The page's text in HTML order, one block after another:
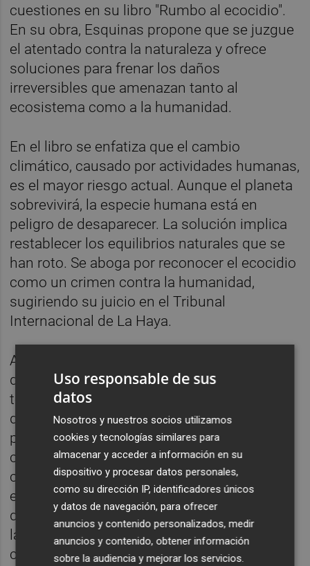
cuestiones en su libro "Rumbo al ecocidio".
En su obra, Esquinas propone que se juzgue
el atentado contra la naturaleza y ofrece
soluciones para frenar los daños
irreversibles que amenazan tanto al
ecosistema como a la humanidad.
En el libro se enfatiza que el cambio
climático, causado por actividades humanas,
es el mayor riesgo actual. Aunque el planeta
sobrevivirá, la especie humana está en
peligro de desaparecer. La solución implica
restablecer los equilibrios naturales que se
han roto. Se aboga por reconocer el ecocidio
como un crimen contra la humanidad,
sugiriendo su juicio en el Tribunal
Internacional de La Haya.
Aunque todos participamos en la
destrucción del ecosistema, no todos
tenemos la misma responsabilidad. Los
daños irreversibles son causados
principalmente por grandes
contaminadores. Esquinas cita ejemplos
como el desastre del Prestige y otros
eventos ambientales significativos que
deberían ser considerados crímenes contra
la humanidad para disuadir futuras
catástrofes.
Uso responsable de sus
datos
Nosotros y nuestros socios utilizamos
cookies y tecnologías similares para
almacenar y acceder a información en su
dispositivo y procesar datos personales,
como su dirección IP, identificadores únicos
y datos de navegación, para ofrecer
anuncios y contenido personalizados, medir
anuncios y contenido, obtener información
sobre la audiencia y mejorar los servicios.